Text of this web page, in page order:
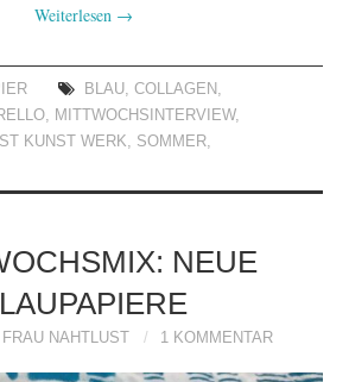
Weiterlesen →
BLAU, COLLAGEN ,
, MITTWOCHSINTERVIEW,
KUNST WERK, SOMMER,
NEUE
FRAU NAHTLUST 1 KOMMENTAR